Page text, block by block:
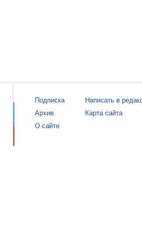
Подписка
Архив
О сайте
Написать в
Карта сайта